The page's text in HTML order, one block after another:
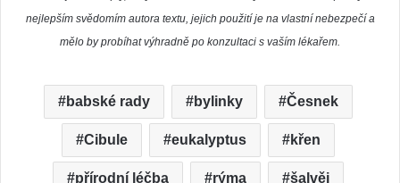
nejlepším svědomím autora textu, jejich použití je na vlastní nebezpečí a
mělo by probíhat výhradně po konzultaci s vaším lékařem.
babské rady bylinky Česnek
Cibule eukalyptus křen
přírodní léčba rýma šalvěj